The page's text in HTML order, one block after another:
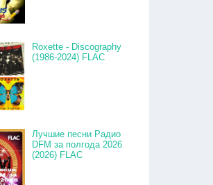
Roxette - Discography
(1986-2024) FLAC
Лучшие песни Радио
DFM за полгода 2026
(2026) FLAC